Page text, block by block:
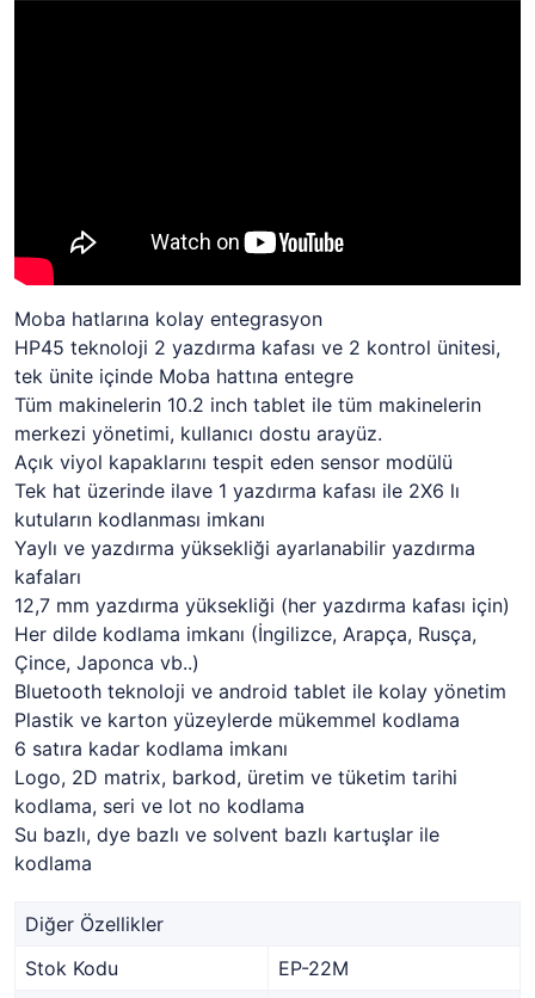
Moba hatlarına kolay entegrasyon
HP45 teknoloji 2 yazdırma kafası ve 2 kontrol ünitesi,
tek ünite içinde Moba hattına entegre
Tüm makinelerin 10.2 inch tablet ile tüm makinelerin
merkezi yönetimi, kullanıcı dostu arayüz.
Açık viyol kapaklarını tespit eden sensor modülü
Tek hat üzerinde ilave 1 yazdırma kafası ile 2X6 lı
kutuların kodlanması imkanı
Yaylı ve yazdırma yüksekliği ayarlanabilir yazdırma
kafaları
12,7 mm yazdırma yüksekliği (her yazdırma kafası için)
Her dilde kodlama imkanı (İngilizce, Arapça, Rusça,
Çince, Japonca vb..)
Bluetooth teknoloji ve android tablet ile kolay yönetim
Plastik ve karton yüzeylerde mükemmel kodlama
6 satıra kadar kodlama imkanı
Logo, 2D matrix, barkod, üretim ve tüketim tarihi
kodlama, seri ve lot no kodlama
Su bazlı, dye bazlı ve solvent bazlı kartuşlar ile
kodlama
Diğer Özellikler
Stok Kodu
EP-22M